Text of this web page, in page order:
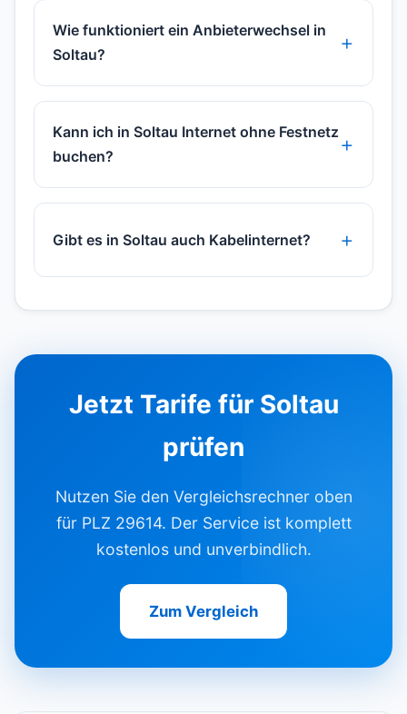
Wie funktioniert ein Anbieterwechsel in
Soltau?
Kann ich in Soltau Internet ohne Festnetz
buchen?
Gibt es in Soltau auch Kabelinternet?
Jetzt Tarife für Soltau
prüfen
Nutzen Sie den Vergleichsrechner oben
für PLZ 29614. Der Service ist komplett
kostenlos und unverbindlich.
Zum Vergleich